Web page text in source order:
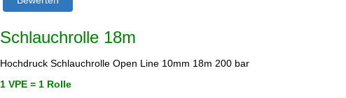
Schlauchrolle 18m
Hochdruck Schlauchrolle Open Line 10mm 18m 200 bar
1 VPE = 1 Rolle